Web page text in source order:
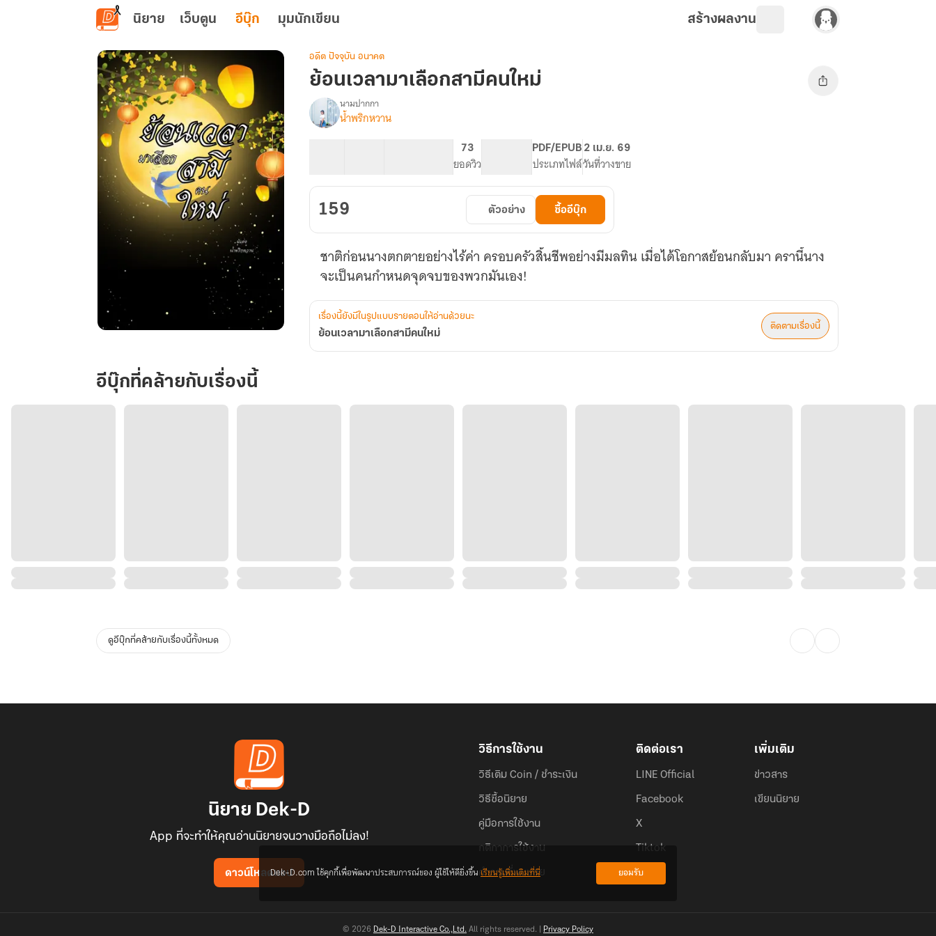
ข้ามไปยังเนื้อหาหลัก
นิยาย เว็บตูน อีบุ๊ก มุมนักเขียน สร้างผลงาน
มา
เลือก
สามี
อดีต ปัจจุบัน อนาคต
ย้อนเวลามาเลือกสามีคนใหม่
เรื่อง
ย้อน
สามี
คน
ใหม่
นามปากกา
น้ำพริกหวาน
73
ยอดวิว
PDF/EPUB
ประเภทไฟล์
2 เม.ย. 69
วันที่วางขาย
159 ตัวอย่าง ซื้ออีบุ๊ก
ชาติก่อนนางตกตายอย่างไร้ค่า ครอบครัวสิ้นชีพอย่างมีมลทิน เมื่อได้โอกาสย้อนกลับมา ครานี้นาง
จะเป็นคนกำหนดจุดจบของพวกมันเอง!
เรื่องนี้ยังมีในรูปแบบรายตอนให้อ่านด้วยนะ
ย้อนเวลามาเลือกสามีคนใหม่
ติดตามเรื่องนี้
อีบุ๊กที่คล้ายกับเรื่องนี้
ดูอีบุ๊กที่คล้ายกับเรื่องนี้ทั้งหมด
นิยาย Dek-D
App ที่จะทำให้คุณอ่านนิยายจนวางมือถือไม่ลง!
ดาวน์โหลดแอป
วิธีการใช้งาน
วิธีเติม Coin / ชำระเงิน
วิธีซื้อนิยาย
คู่มือการใช้งาน
กติกาการใช้งาน
คำถามที่พบบ่อย
ติดต่อเรา
LINE Official
Facebook
X
Tiktok
เพิ่มเติม
ข่าวสาร
เขียนนิยาย
© 2026 Dek-D Interactive Co.,Ltd. All rights reserved. | Privacy Policy
Dek-D.com ใช้คุกกี้เพื่อพัฒนาประสบการณ์ของ ผู้ใช้ให้ดียิ่งขึ้นเรียนรู้เพิ่มเติมที่นี่ ยอมรับ